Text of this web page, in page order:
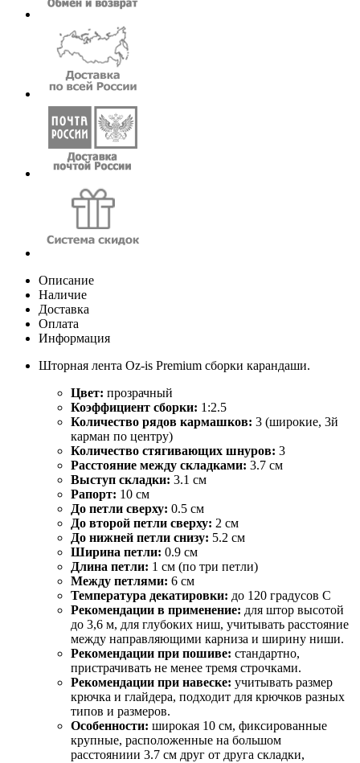
Описание
Наличие
Доставка
Оплата
Информация
Шторная лента Oz-is Premium сборки карандаши.
Цвет: прозрачный
Коэффициент сборки: 1:2.5
Количество рядов кармашков: 3 (широкие, 3й
карман по центру)
Количество стягивающих шнуров: 3
Расстояние между складками: 3.7 см
Выступ складки: 3.1 см
Рапорт: 10 см
До петли сверху: 0.5 см
До второй петли сверху: 2 см
До нижней петли снизу: 5.2 см
Ширина петли: 0.9 см
Длина петли: 1 см (по три петли)
Между петлями: 6 см
Температура декатировки: до 120 градусов С
Рекомендации в применение: для штор высотой
до 3,6 м, для глубоких ниш, учитывать расстояние
между направляющими карниза и ширину ниши.
Рекомендации при пошиве: стандартно,
пристрачивать не менее тремя строчками.
Рекомендации при навеске: учитывать размер
крючка и глайдера, подходит для крючков разных
типов и размеров.
Особенности: широкая 10 см, фиксированные
крупные, расположенные на большом
расстояниии 3.7 см друг от друга складки,